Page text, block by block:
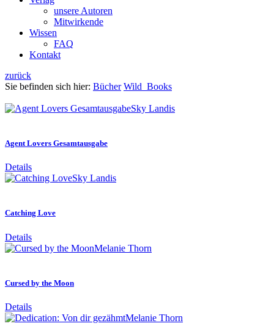
unsere Autoren
Mitwirkende
Wissen
FAQ
Kontakt
zurück
Sie befinden sich hier: Bücher Wild_Books
Sky Landis
Agent Lovers Gesamtausgabe
Details
Sky Landis
Catching Love
Details
Melanie Thorn
Cursed by the Moon
Details
Melanie Thorn